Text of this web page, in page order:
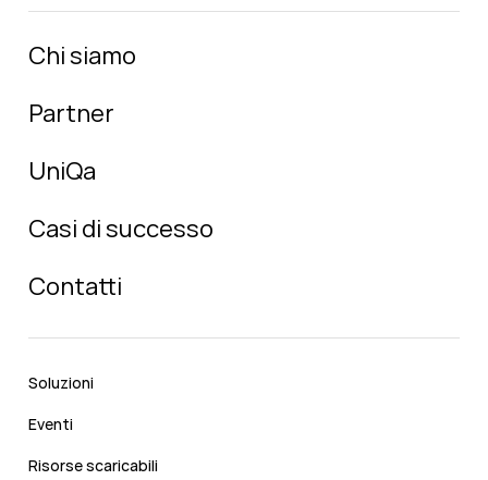
Chi siamo
Partner
UniQa
Casi di successo
Contatti
Soluzioni
Eventi
Risorse scaricabili